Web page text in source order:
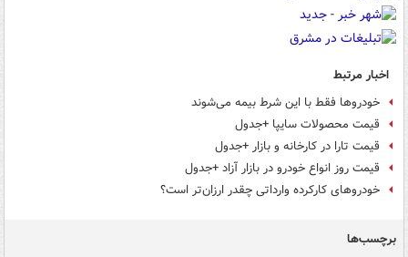
اخبار مرتبط
خودروها فقط با این شرط بیمه می‌شوند
قیمت محصولات سایپا +جدول
قیمت تارا در کارخانه و بازار +جدول
قیمت روز انواع خودرو در بازار آزاد +جدول
خودروهای ‌کارکرده‌ وارداتی چقدر ارزان‌تر است؟
برچسب‌ها